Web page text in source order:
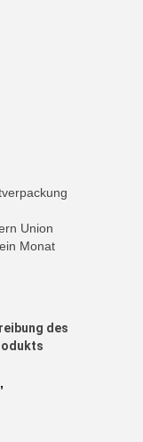
Union
Monat
des
,